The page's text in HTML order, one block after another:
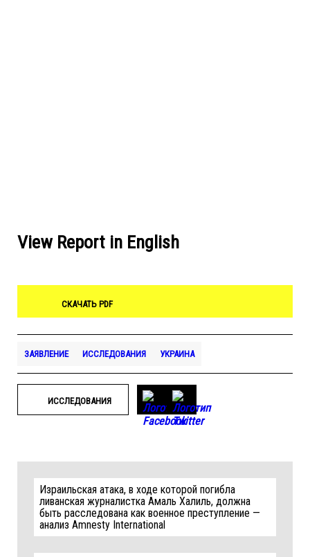
View Report in English
СКАЧАТЬ PDF
ЗАЯВЛЕНИЕ ИССЛЕДОВАНИЯ УКРАИНА
ИССЛЕДОВАНИЯ
Израильская атака, в ходе которой погибла
ливанская журналистка Амаль Халиль, должна
быть расследована как военное преступление —
анализ Amnesty International